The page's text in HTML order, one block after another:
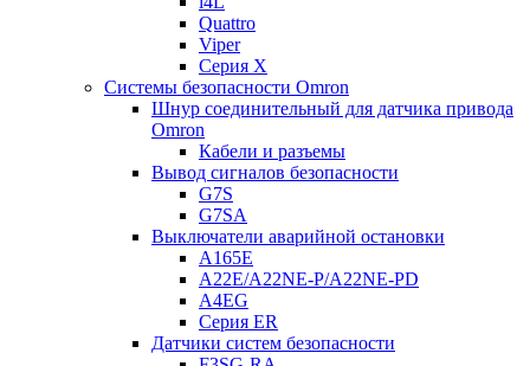
Quattro
Viper
Серия X
Системы безопасности Omron
Шнур соединительный для датчика привода
Omron
Кабели и разъемы
Вывод сигналов безопасности
G7S
G7SA
Выключатели аварийной остановки
A165E
A22E/A22NE-P/A22NE-PD
A4EG
Серия ER
Датчики систем безопасности